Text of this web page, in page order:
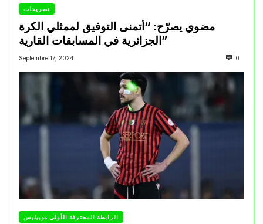
تصريحات
مضوي يصرّح: “أتمنى التوفيق لممثلي الكرة
الجزائرية في المسابقات القارية”
Septembre 17, 2024 0
الرابطة المحترفة الأولى موبيليس